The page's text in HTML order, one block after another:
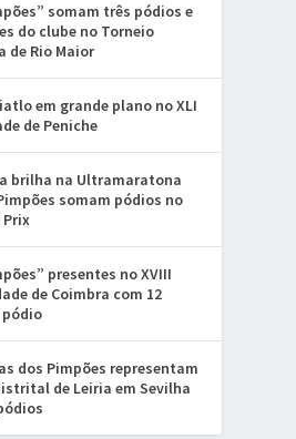
somam três pódios e
do clube no Torneio
de Rio Maior
em grande plano no XLI
de Peniche
brilha na Ultramaratona
somam pódios no
Prix
presentes no XVIII
de Coimbra com 12
dos Pimpões representam
de Leiria em Sevilha